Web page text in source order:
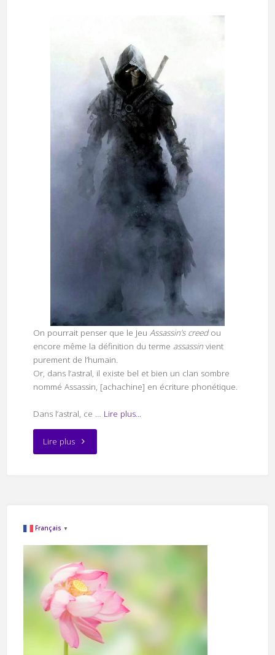
On pourrait penser que le Jeu Assassin’s creedou
encore même la définition du terme assassinvient
purement de l’humain.
Or, dans l’astral, il existe bel et bien un clan sombre
nommé Assassin, [achachine] en écriture phonétique.
Dans l’astral, ce … Lire plus...
Lire plus"Les
Français ▼